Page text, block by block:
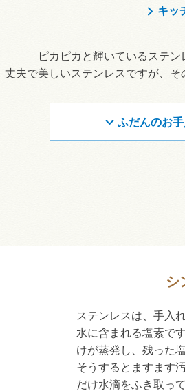
キッ
ピカピカと輝いているステ
丈夫で美しいステンレスですが、
ふだんのお
シ
ステンレスは、手入
水に含まれる塩素で
けが蒸発し、残った
そうするとますます
だけ水滴をふき取っ